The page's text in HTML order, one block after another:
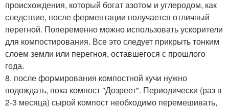
происхождения, который богат азотом и углеродом, как
следствие, после ферментации получается отличный
перегной. Попеременно можно использовать ускорители
для компостирования. Все это следует прикрыть тонким
слоем земли или перегноя, оставшегося с прошлого
года.
8. после формирования компостной кучи нужно
подождать, пока компост "Дозреет". Периодически (раз в
2-3 месяца) сырой компост необходимо перемешивать,